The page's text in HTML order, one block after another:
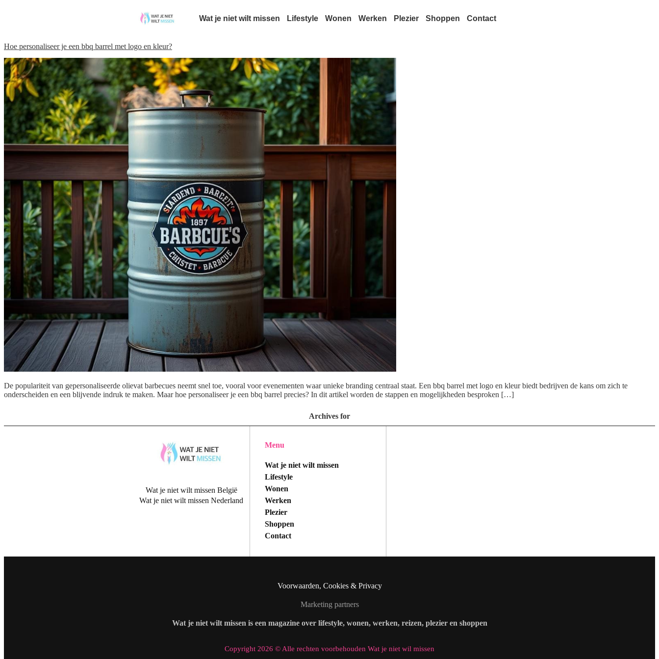
Wat je niet wilt missen Lifestyle Wonen Werken Plezier Shoppen Contact
Hoe personaliseer je een bbq barrel met logo en kleur?
De populariteit van gepersonaliseerde olievat barbecues neemt snel toe, vooral voor evenementen waar unieke branding centraal staat. Een bbq barrel met logo en kleur biedt bedrijven de kans om zich te
onderscheiden en een blijvende indruk te maken. Maar hoe personaliseer je een bbq barrel precies? In dit artikel worden de stappen en mogelijkheden besproken […]
Archives for
Wat je niet wilt missen België
Wat je niet wilt missen Nederland
Menu
Wat je niet wilt missen
Lifestyle
Wonen
Werken
Plezier
Shoppen
Contact
Voorwaarden, Cookies & Privacy
Marketing partners
Wat je niet wilt missen is een magazine over lifestyle, wonen, werken, reizen, plezier en shoppen
Copyright 2026 © Alle rechten voorbehouden Wat je niet wil missen